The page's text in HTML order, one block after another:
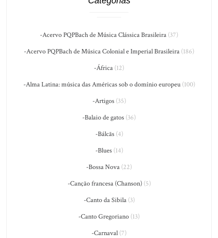
-Acervo PQPBach de Música Clássica Brasileira (37)
-Acervo PQPBach de Música Colonial e Imperial Brasileira (186)
-África (12)
-Alma Latina: música das Américas sob o domínio europeu(100)
-Artigos(35)
-Balaio de gatos (36)
-Bálcãs(4)
-Blues(14)
-Bossa Nova (22)
-Canção francesa (Chanson)(5)
-Canto da Sibila(3)
-Canto Gregoriano (13)
-Carnaval (7)